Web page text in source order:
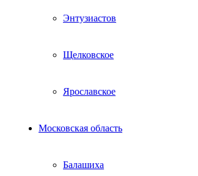
Энтузиастов
Щелковское
Ярославское
Московская область
Балашиха